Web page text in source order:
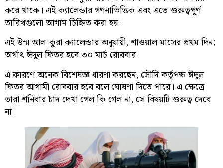
করে থাকে। এই ক্যালেন্ডার গণনাভিত্তিক এবং এতে গুরুত্বপূর্ণ
তারিখগুলো আগাম চিহ্নিত করা হয়।
এই উম্ম আল-কুরা ক্যালেন্ডার অনুযায়ী, শাওয়াল মাসের প্রথম দিন;
অর্থাৎ ঈদুল ফিতর হবে ৩০ মার্চ রোববার।
এ কারণে অনেক বিশেষজ্ঞ ধারণা করছেন, সৌদি কর্তৃপক্ষ ঈদুল
ফিতর আগামী রোববার হবে বলে ঘোষণা দিতে পারে। এ ক্ষেত্রে
তারা শনিবার চাঁদ দেখা গেল কি গেল না, সে বিষয়টি গুরুত্ব দেবে
না।